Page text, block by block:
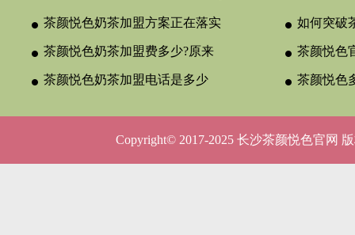
茶颜悦色奶茶加盟方案正在落实 如何突破
颈？
茶颜悦色奶茶加盟费多少?原来
与合作类型
茶颜悦色
晚吗？
茶颜悦色奶茶加盟电话是多少 茶颜悦色
Copyright© 2017-2025 长沙茶颜悦色官网